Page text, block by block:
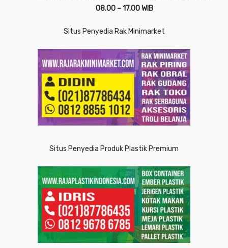
08.00 – 17.00 WIB
Situs Penyedia Rak Minimarket
Situs Penyedia Produk Plastik Premium